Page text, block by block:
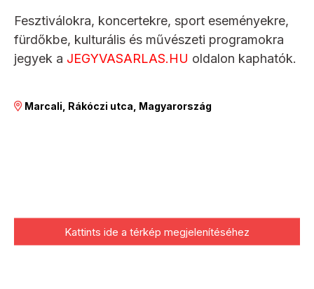
Fesztiválokra, koncertekre, sport eseményekre,
fürdőkbe, kulturális és művészeti programokra
jegyek a JEGYVASARLAS.HU oldalon kaphatók.
Marcali, Rákóczi utca, Magyarország
Kattints ide a térkép megjelenítéséhez